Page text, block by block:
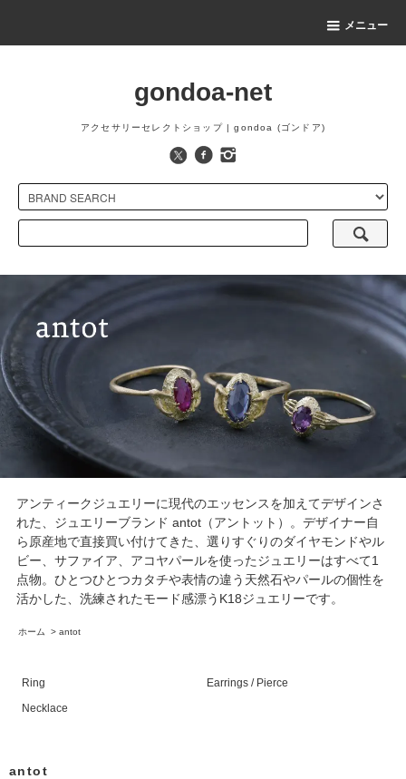
メニュー
gondoa-net
アクセサリーセレクトショップ | gondoa (ゴンドア)
アンティークジュエリーに現代のエッセンスを加えてデザインさ
れた、ジュエリーブランド antot（アントット）。デザイナー自
ら原産地で直接買い付けてきた、選りすぐりのダイヤモンドやル
ビー、サファイア、アコヤパールを使ったジュエリーはすべて1
点物。ひとつひとつカタチや表情の違う天然石やパールの個性を
活かした、洗練されたモード感漂うK18ジュエリーです。
ホーム > antot
Ring
Earrings / Pierce
Necklace
antot